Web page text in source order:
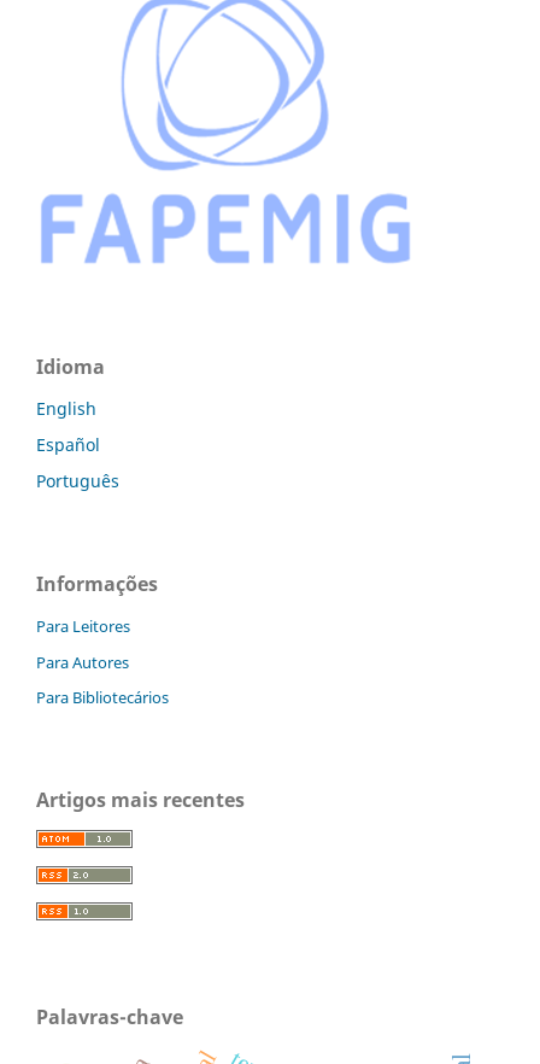
Idioma
English
Español
Português
Informações
Para Leitores
Para Autores
Para Bibliotecários
Artigos mais recentes
Palavras-chave